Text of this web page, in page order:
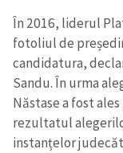
În 2016, liderul
fotoliul de
candidatura,
Sandu. În urma
Năstase a fost
rezultatul
instanțelor